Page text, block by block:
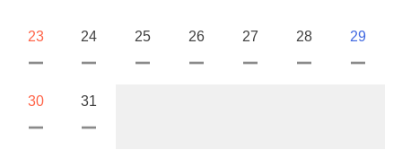
23 24 25 26 27 28 29
30 31